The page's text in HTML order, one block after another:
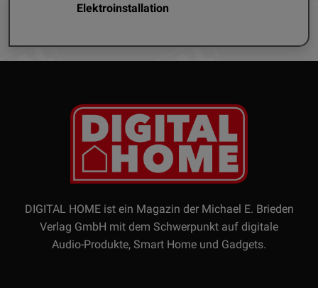
Elektroinstallation
DIGITAL HOME ist ein Magazin der Michael E. Brieden
Verlag GmbH mit dem Schwerpunkt auf digitale
Audio-Produkte, Smart Home und Gadgets.